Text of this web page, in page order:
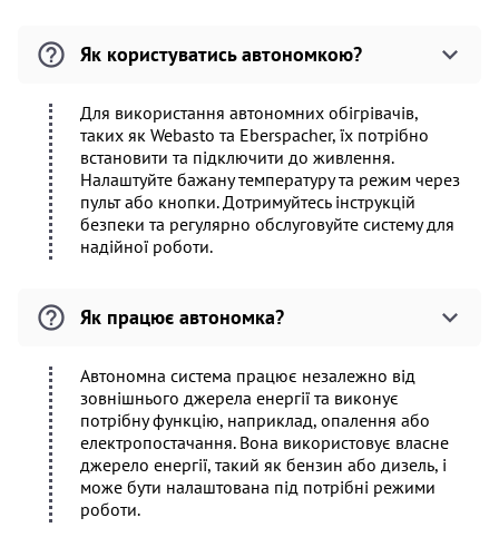
Як користуватись автономкою?
Для використання автономних обігрівачів,
таких як Webasto та Eberspacher, їх потрібно
встановити та підключити до живлення.
Налаштуйте бажану температуру та режим через
пульт або кнопки. Дотримуйтесь інструкцій
безпеки та регулярно обслуговуйте систему для
надійної роботи.
Як працює автономка?
Автономна система працює незалежно від
зовнішнього джерела енергії та виконує
потрібну функцію, наприклад, опалення або
електропостачання. Вона використовує власне
джерело енергії, такий як бензин або дизель, і
може бути налаштована під потрібні режими
роботи.